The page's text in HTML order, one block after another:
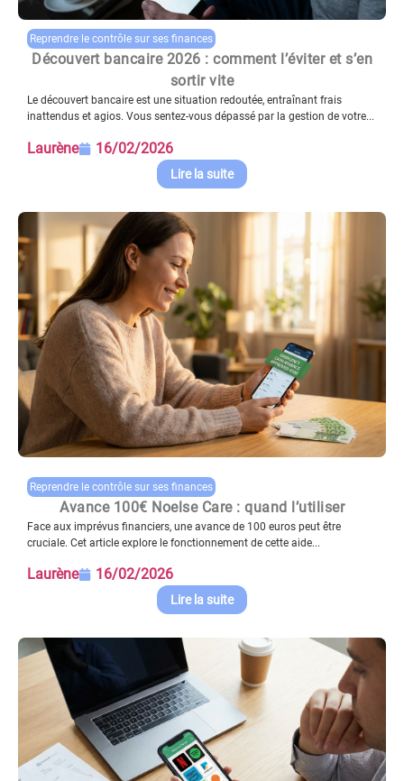
Reprendre le contrôle sur ses finances
Découvert bancaire 2026 : comment l’éviter et s’en
sortir vite
Le découvert bancaire est une situation redoutée, entraînant frais
inattendus et agios. Vous sentez-vous dépassé par la gestion de votre...
Laurène 16/02/2026
Lire la suite
Reprendre le contrôle sur ses finances
Avance 100€ Noelse Care : quand l’utiliser
Face aux imprévus financiers, une avance de 100 euros peut être
cruciale. Cet article explore le fonctionnement de cette aide...
Laurène 16/02/2026
Lire la suite